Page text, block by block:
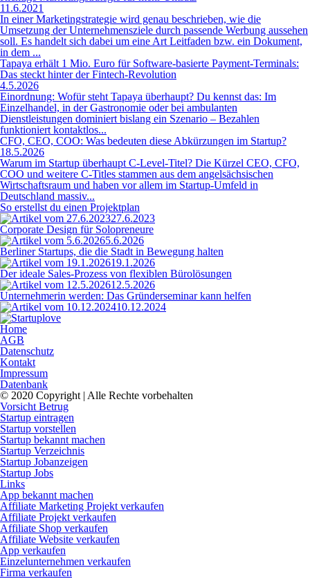
11.6.2021
In einer Marketingstrategie wird genau beschrieben, wie die
Umsetzung der Unternehmensziele durch passende Werbung aussehen
soll. Es handelt sich dabei um eine Art Leitfaden bzw. ein Dokument,
in dem ...
Tapaya erhält 1 Mio. Euro für Software-basierte Payment-Terminals:
Das steckt hinter der Fintech-Revolution
4.5.2026
Einordnung: Wofür steht Tapaya überhaupt? Du kennst das: Im
Einzelhandel, in der Gastronomie oder bei ambulanten
Dienstleistungen dominiert bislang ein Szenario – Bezahlen
funktioniert kontaktlos...
CFO, CEO, COO: Was bedeuten diese Abkürzungen im Startup?
18.5.2026
Warum im Startup überhaupt C-Level-Titel? Die Kürzel CEO, CFO,
COO und weitere C-Titles stammen aus dem angelsächsischen
Wirtschaftsraum und haben vor allem im Startup-Umfeld in
Deutschland massiv...
So erstellst du einen Projektplan
27.6.2023
Corporate Design für Solopreneure
5.6.2026
Berliner Startups, die die Stadt in Bewegung halten
19.1.2026
Der ideale Sales-Prozess von flexiblen Bürolösungen
12.5.2026
Unternehmerin werden: Das Gründerseminar kann helfen
10.12.2024
Home
AGB
Datenschutz
Kontakt
Impressum
Datenbank
© 2020 Copyright | Alle Rechte vorbehalten
Vorsicht Betrug
Startup eintragen
Startup vorstellen
Startup bekannt machen
Startup Verzeichnis
Startup Jobanzeigen
Startup Jobs
Links
App bekannt machen
Affiliate Marketing Projekt verkaufen
Affiliate Projekt verkaufen
Affiliate Shop verkaufen
Affiliate Website verkaufen
App verkaufen
Einzelunternehmen verkaufen
Firma verkaufen